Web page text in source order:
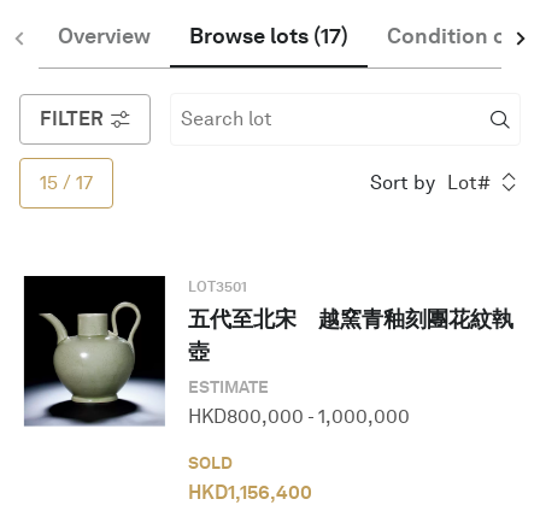
繁體中文
Overview Browse lots (17) Condition of
FILTER
15 / 17 Sort by Lot#
LOT3501
五代至北宋 越窯青釉刻團花紋執
壺
ESTIMATE
HKD800,000 - 1,000,000
SOLD
HKD1,156,400